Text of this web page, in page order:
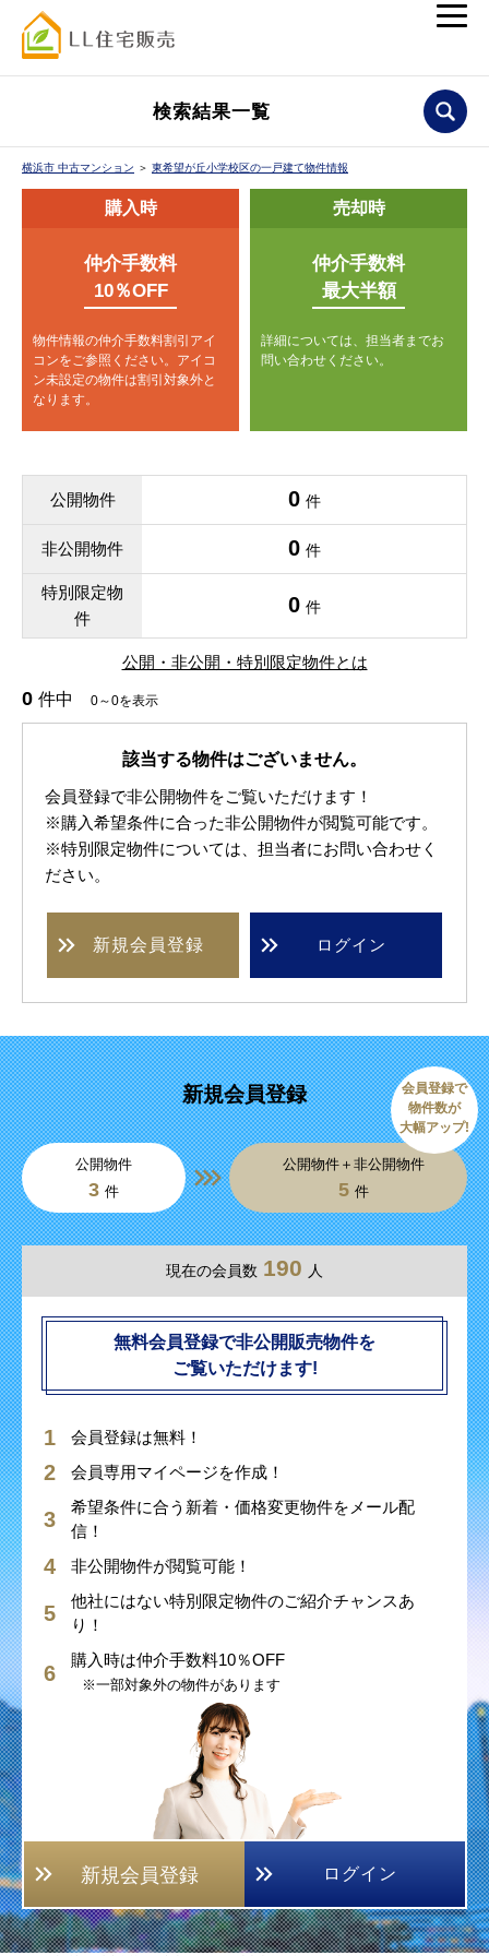
検索結果一覧
横浜市 中古マンション ＞ 東希望が丘小学校区の一戸建て物件情報
購入時
仲介手数料
10％OFF
物件情報の仲介手数料割引アイ
コンをご参照ください。 アイコ
ン未設定の物件は割引対象外と
なります。
売却時
仲介手数料
最大半額
詳細については、担当者までお
問い合わせください。
公開物件 0 件
非公開物件 0 件
特別限定物
件
0 件
公開・非公開・特別限定物件とは
0 件中 0～0を表示
該当する物件はございません。
会員登録で非公開物件をご覧いただけます！
※購入希望条件に合った非公開物件が閲覧可能です。
※特別限定物件については、担当者にお問い合わせく
ださい。
新規会員登録 ログイン
新規会員登録
公開物件
3 件
公開物件＋非公開物件
5 件
会員登録で
物件数が
大幅アップ!
現在の会員数 190 人
無料会員登録で非公開販売物件を
ご覧いただけます!
会員登録は無料！
会員専用マイページを作成！
希望条件に合う新着・価格変更物件をメール配
信！
非公開物件が閲覧可能！
他社にはない特別限定物件のご紹介チャンスあ
り！
購入時は仲介手数料10％OFF
※一部対象外の物件があります
新規会員登録 ログイン